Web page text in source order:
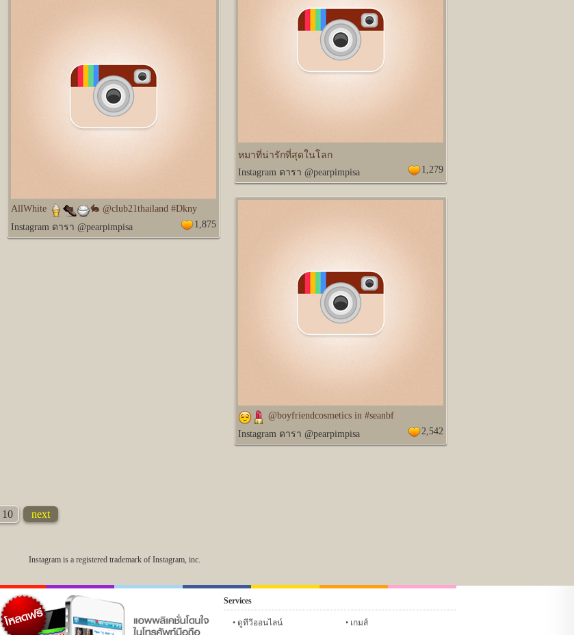
หมาที่น่ารักที่สุดในโลก
Instagram ดารา @pearpimpisa
1,279
AllWhite
🐇 @club21thailand #Dkny
Instagram ดารา @pearpimpisa
1,875
@boyfriendcosmetics in #seanbf
Instagram ดารา @pearpimpisa
2,542
10 next
Instagram is a registered trademark of Instagram, inc.
เฟซบุ๊ก ทวิตเตอร์ instagram ดารา กลอน แชทหมากฮอส แชทหมากรุก
Services
ดูทีวีออนไลน์ เกมส์